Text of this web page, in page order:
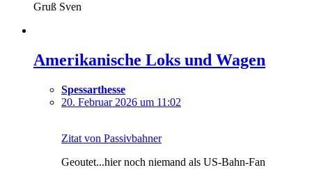
Gruß Sven
Amerikanische Loks und Wagen
Spessarthesse
20. Februar 2026 um 11:02
Zitat von Passivbahner
Geoutet...hier noch niemand als US-Bahn-Fan